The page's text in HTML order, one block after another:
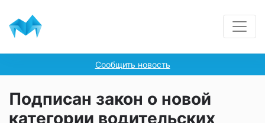
Сообщить новость
Подписан закон о новой
категории водительских